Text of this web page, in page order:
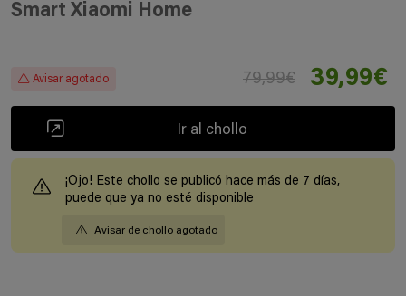
Smart Xiaomi Home
Avisar agotado 79,99€ 39,99€
Ir al chollo
¡Ojo! Este chollo se publicó hace más de 7 días,
puede que ya no esté disponible
Avisar de chollo agotado